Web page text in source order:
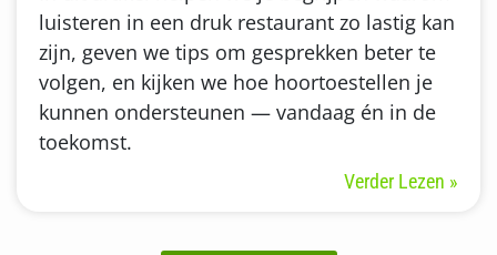
luisteren in een druk restaurant zo lastig kan
zijn, geven we tips om gesprekken beter te
volgen, en kijken we hoe hoortoestellen je
kunnen ondersteunen — vandaag én in de
toekomst.
Verder Lezen »